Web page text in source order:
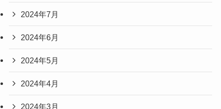
2024年7月
2024年6月
2024年5月
2024年4月
2024年3月